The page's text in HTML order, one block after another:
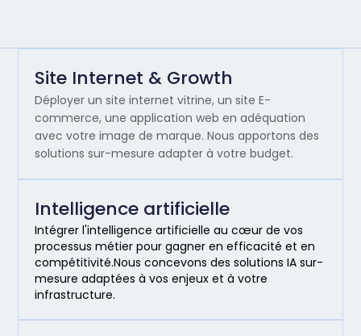
Site Internet & Growth
Déployer un site internet vitrine, un site E-
commerce, une application web en adéquation
avec votre image de marque. Nous apportons des
solutions sur-mesure adapter à votre budget.
Intelligence artificielle
Intégrer l'intelligence artificielle au cœur de vos
processus métier pour gagner en efficacité et en
compétitivité.Nous concevons des solutions IA sur-
mesure adaptées à vos enjeux et à votre
infrastructure.